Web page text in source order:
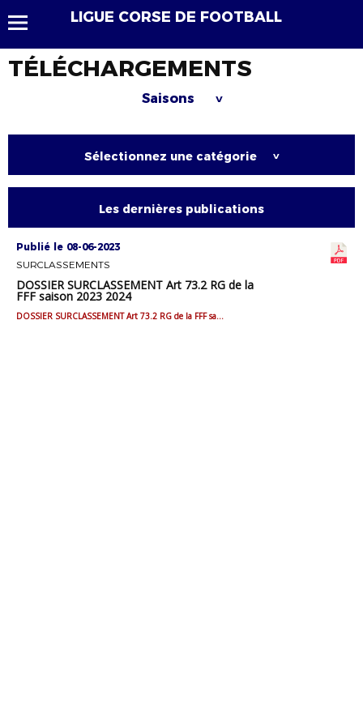
LIGUE CORSE DE FOOTBALL
TÉLÉCHARGEMENTS
Saisons >
Sélectionnez une catégorie >
Les dernières publications
Publié le 08-06-2023
SURCLASSEMENTS
DOSSIER SURCLASSEMENT Art 73.2 RG de la
FFF saison 2023 2024
DOSSIER SURCLASSEMENT Art 73.2 RG de la FFF saison 2023 2024